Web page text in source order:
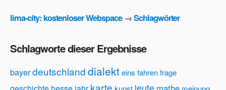
lima-city: kostenloser Webspace→Schlagwörter
Schlagworte dieser Ergebnisse
bayerdeutschlanddialekteins fahrenfrage